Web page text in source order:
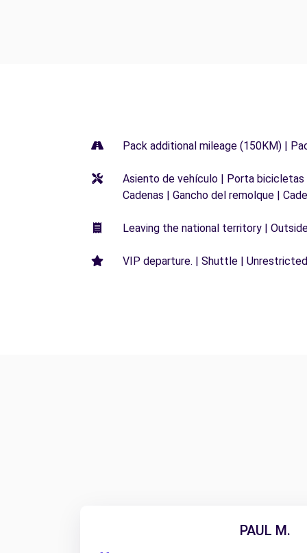
Pack additional mileage (150KM) |
Asiento de vehículo | Porta bicicletas
Cadenas | Gancho del remolque |
Leaving the national territory |
VIP departure. | Shuttle |
PAUL M.